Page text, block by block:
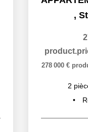
,
278 000 €
2